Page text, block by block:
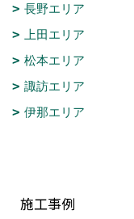
長野エリア
上田エリア
松本エリア
諏訪エリア
伊那エリア
施工事例